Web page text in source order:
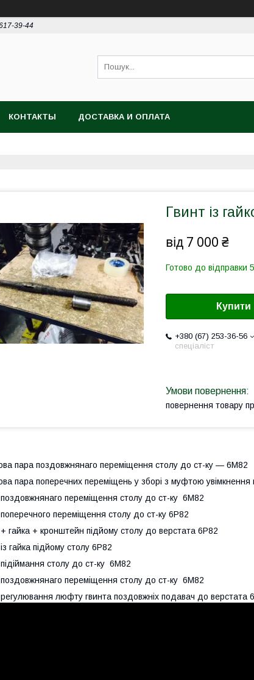
39-44
КОНТАКТЫ ДОСТАВКА И ОПЛАТА
Гвинт із
від 7 000 ₴
Готово до відправки
Купити
+380 (67) 253-36-56
спеціаліст
повернення товару
пара поздовжнянаго переміщення столу до ст-ку — 6М82
пара поперечних переміщень у зборі з муфтою
наго переміщення столу до ст-ку 6М82
переміщення столу до ст-ку 6Р82
гайка + кронштейн підйому столу до верстата 6Р82
гайка підйому столу 6Р82
столу до ст-ку 6М82
поздовжнянаго переміщення столу до ст-ку 6М82
регулювання люфту гвинта поздовжніх подавач до верстата